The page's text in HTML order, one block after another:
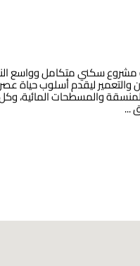
سكني متكامل وواسع
والمسطحات المائية،
...